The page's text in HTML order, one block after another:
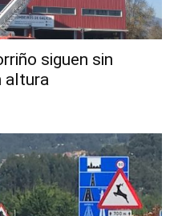
siguen sin
altura